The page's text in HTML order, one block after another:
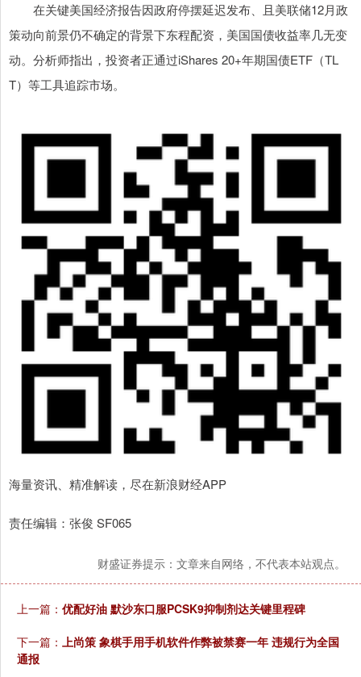
在关键美国经济报告因政府停摆延迟发布、且美联储12月政
策动向前景仍不确定的背景下东程配资，美国国债收益率几无变
动。分析师指出，投资者正通过iShares 20+年期国债ETF（TL
T）等工具追踪市场。
海量资讯、精准解读，尽在新浪财经APP
责任编辑：张俊 SF065
财盛证券提示：文章来自网络，不代表本站观点。
上一篇： 优配好油 默沙东口服PCSK9抑制剂达关键里程碑
下一篇： 上尚策 象棋手用手机软件作弊被禁赛一年 违规行为全国
通报